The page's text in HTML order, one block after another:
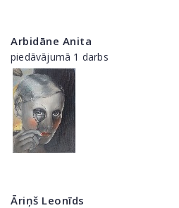
Arbidāne Anita
piedāvājumā 1 darbs
Āriņš Leonīds